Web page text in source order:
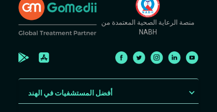
منصة الرعاية الصحية المعتمدة من
NABH
أفضل المستشفيات في الهند